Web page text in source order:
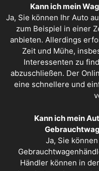
Kann ich mein
Ja, Sie können Ihr Auto
zum Beispiel in einer
anbieten. Allerdings
Zeit und Mühe,
Interessenten zu
abzuschließen. Der
eine schnellere und
Kann ich mein
Ja, Sie
Händler können in